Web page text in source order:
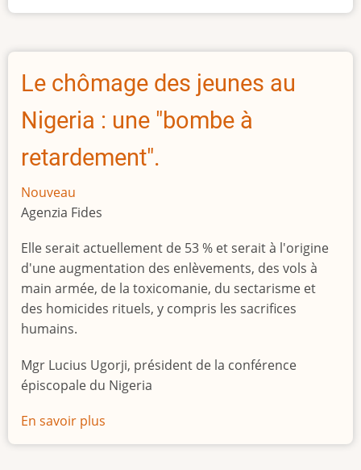
La
taille
l'Afrique
Le chômage des jeunes au
Nigeria : une "bombe à
retardement".
Nouveau
Agenzia Fides
Elle serait actuellement de 53 % et serait à l'origine
d'une augmentation des enlèvements, des vols à
main armée, de la toxicomanie, du sectarisme et
des homicides rituels, y compris les sacrifices
humains.
Mgr Lucius Ugorji, président de la conférence
épiscopale du Nigeria
En savoir plus
Le